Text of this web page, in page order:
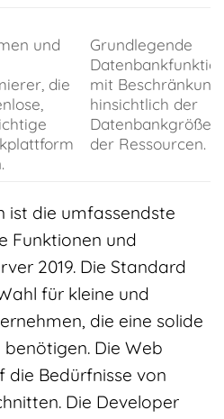
und
die
Grundlegende
mit
hinsichtlich der
Datenbankgröße
der Ressourcen.
ist die umfassendste
Funktionen und
2019. Die Standard
für kleine und
die eine solide
Die Web
die Bedürfnisse von
Die Developer